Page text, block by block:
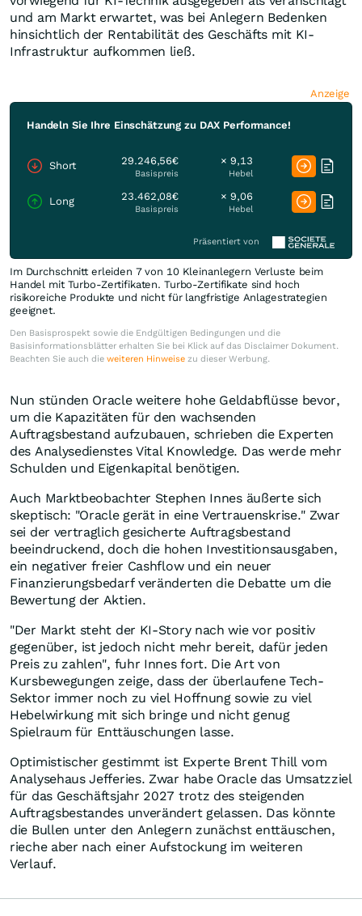
und am Markt erwartet, was bei Anlegern Bedenken
hinsichtlich der Rentabilität des Geschäfts mit KI-
Infrastruktur aufkommen ließ.
Anzeige
Handeln Sie Ihre Einschätzung zu DAX Performance!
Short 29.246,56€
Basispreis
× 9,13
Hebel
Long 23.462,08€
Basispreis
× 9,06
Hebel
Präsentiert von
Im Durchschnitt erleiden 7 von 10 Kleinanlegern Verluste beim
Handel mit Turbo-Zertifikaten. Turbo-Zertifikate sind hoch
risikoreiche Produkte und nicht für langfristige Anlagestrategien
geeignet.
Den Basisprospekt sowie die Endgültigen Bedingungen und die
Basisinformationsblätter erhalten Sie bei Klick auf das Disclaimer Dokument.
Beachten Sie auch die weiteren Hinweise zu dieser Werbung.
Nun stünden Oracle weitere hohe Geldabflüsse bevor,
um die Kapazitäten für den wachsenden
Auftragsbestand aufzubauen, schrieben die Experten
des Analysedienstes Vital Knowledge. Das werde mehr
Schulden und Eigenkapital benötigen.
Auch Marktbeobachter Stephen Innes äußerte sich
skeptisch: "Oracle gerät in eine Vertrauenskrise." Zwar
sei der vertraglich gesicherte Auftragsbestand
beeindruckend, doch die hohen Investitionsausgaben,
ein negativer freier Cashflow und ein neuer
Finanzierungsbedarf veränderten die Debatte um die
Bewertung der Aktien.
"Der Markt steht der KI-Story nach wie vor positiv
gegenüber, ist jedoch nicht mehr bereit, dafür jeden
Preis zu zahlen", fuhr Innes fort. Die Art von
Kursbewegungen zeige, dass der überlaufene Tech-
Sektor immer noch zu viel Hoffnung sowie zu viel
Hebelwirkung mit sich bringe und nicht genug
Spielraum für Enttäuschungen lasse.
Optimistischer gestimmt ist Experte Brent Thill vom
Analysehaus Jefferies. Zwar habe Oracle das Umsatzziel
für das Geschäftsjahr 2027 trotz des steigenden
Auftragsbestandes unverändert gelassen. Das könnte
die Bullen unter den Anlegern zunächst enttäuschen,
rieche aber nach einer Aufstockung im weiteren
Verlauf.